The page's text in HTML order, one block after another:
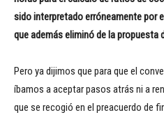
sido interpretado erróneamente por
que además eliminó de la
Pero ya dijimos que para que el
íbamos a aceptar pasos atrás ni a
que se recogió en el preacuerdo de